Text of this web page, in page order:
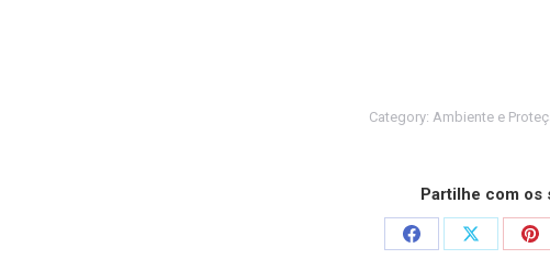
Category: Ambiente e
Partilhe com os
Share
Share